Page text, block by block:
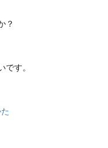
？
す。